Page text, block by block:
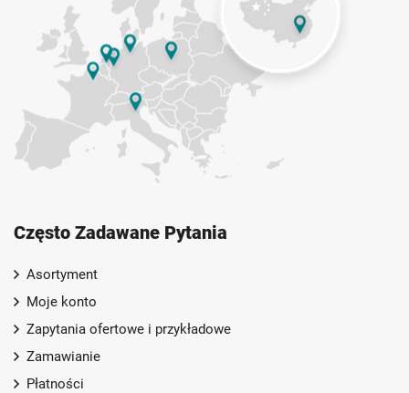
Często Zadawane Pytania
Asortyment
Moje konto
Zapytania ofertowe i przykładowe
Zamawianie
Płatności